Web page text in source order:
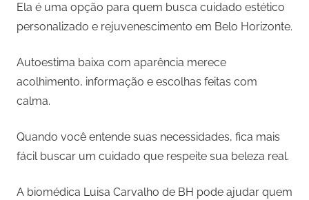
Ela é uma opção para quem busca cuidado estético
personalizado e rejuvenescimento em Belo Horizonte.
Autoestima baixa com aparência merece
acolhimento, informação e escolhas feitas com
calma.
Quando você entende suas necessidades, fica mais
fácil buscar um cuidado que respeite sua beleza real.
A biomédica Luisa Carvalho de BH pode ajudar quem